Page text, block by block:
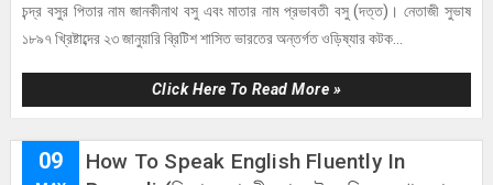
চন্দ্র বসুর পিতার নাম জানকীনাথ বসু এবং মাতার নাম প্রভাবতী বসু (দত্ত)। নেতাজী সুভাষ
১৮৯৭ খ্রিষ্টাব্দের ২৩ জানুয়ারি ব্রিটিশ শাসিত ভারতের অন্তর্গত ওড়িষ্যার কটক...
Click Here To Read More »
09
How To Speak English Fluently In